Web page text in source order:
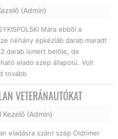
(Admin)
Mára ebből a
néhány épkézláb darab maradt
darab ismert belőle, de
eladó szép állapotú. Volt
tovább
VETERÁNAUTÓKAT
Kezelő (Admin)
eladásra szánt szép Oldtimer